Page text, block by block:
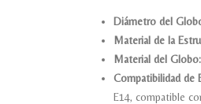
Diámetro del
Material de la
Material del Globo:
Compatibilidad de
E14, compatible